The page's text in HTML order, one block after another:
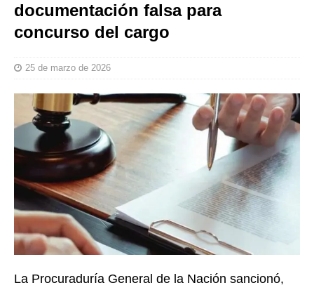
documentación falsa para
concurso del cargo
25 de marzo de 2026
La Procuraduría General de la Nación sancionó,